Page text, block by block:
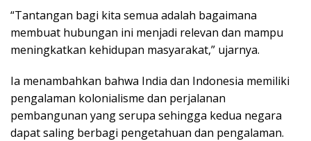
“Tantangan bagi kita semua adalah bagaimana
membuat hubungan ini menjadi relevan dan mampu
meningkatkan kehidupan masyarakat,” ujarnya.
Ia menambahkan bahwa India dan Indonesia memiliki
pengalaman kolonialisme dan perjalanan
pembangunan yang serupa sehingga kedua negara
dapat saling berbagi pengetahuan dan pengalaman.